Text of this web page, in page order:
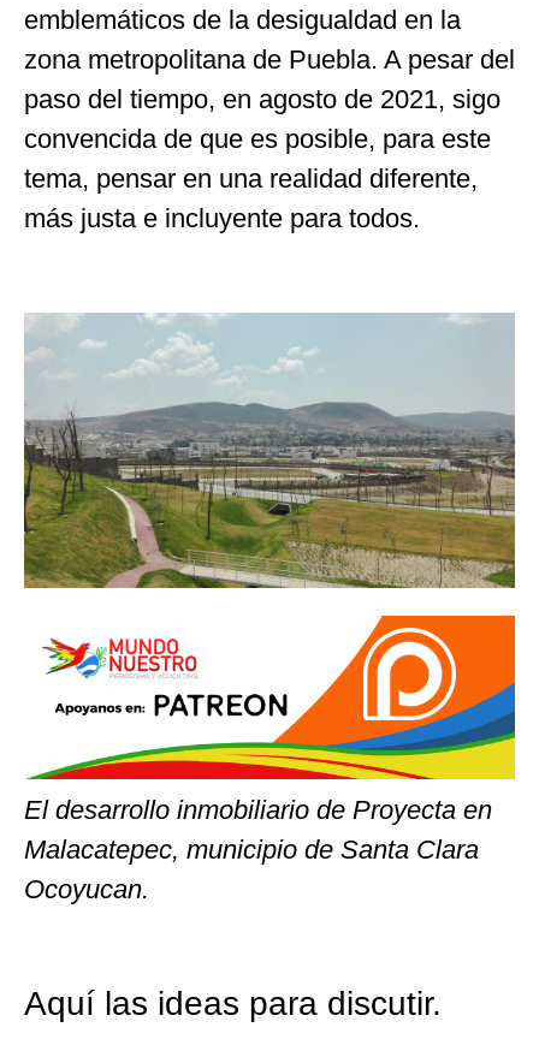
emblemáticos de la desigualdad en la
zona metropolitana de Puebla. A pesar del
paso del tiempo, en agosto de 2021, sigo
convencida de que es posible, para este
tema, pensar en una realidad diferente,
más justa e incluyente para todos.
El desarrollo inmobiliario de Proyecta en
Malacatepec, municipio de Santa Clara
Ocoyucan.
Aquí las ideas para discutir.